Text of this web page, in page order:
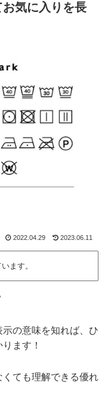
気に入りを長
2022.04.29 2023.06.11
ます。
の意味を知れば、ひ
ます！
ても理解できる優れ